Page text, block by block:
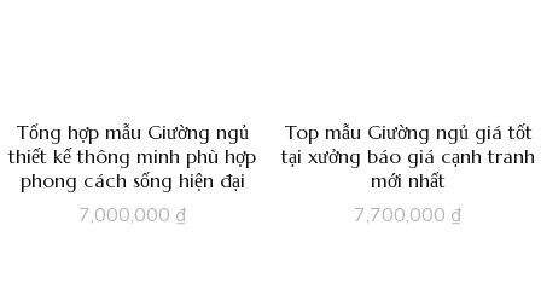
Tổng hợp mẫu Giường ngủ
thiết kế thông minh phù hợp
phong cách sống hiện đại
7,000,000 ₫
Top mẫu Giường ngủ giá tốt
tại xưởng báo giá cạnh tranh
mới nhất
7,700,000 ₫